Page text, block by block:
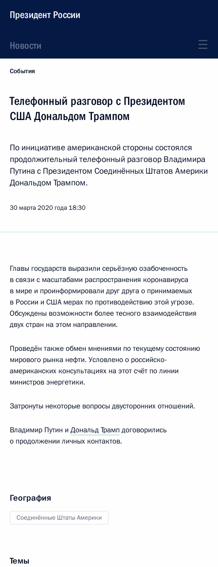
Президент России
Новости
События
Телефонный разговор с Президентом
США Дональдом Трампом
По инициативе американской стороны состоялся
продолжительный телефонный разговор Владимира
Путина с Президентом Соединённых Штатов Америки
Дональдом Трампом.
30 марта 2020 года 18:30
Главы государств выразили серьёзную озабоченность
в связи с масштабами распространения коронавируса
в мире и проинформировали друг друга о принимаемых
в России и США мерах по противодействию этой угрозе.
Обсуждены возможности более тесного взаимодействия
двух стран на этом направлении.
Проведён также обмен мнениями по текущему состоянию
мирового рынка нефти. Условлено о российско-
американских консультациях на этот счёт по линии
министров энергетики.
Затронуты некоторые вопросы двусторонних отношений.
Владимир Путин и Дональд Трамп договорились
о продолжении личных контактов.
География
Соединённые Штаты Америки
Темы